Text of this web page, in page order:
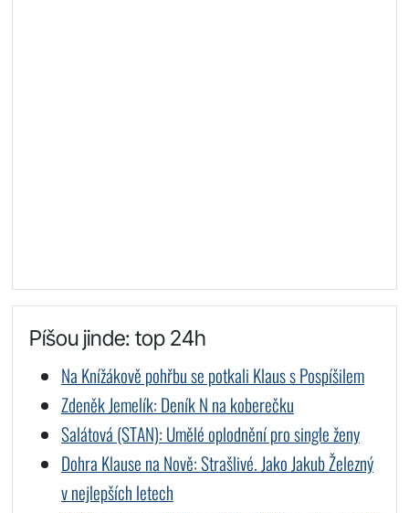
Píšou jinde: top 24h
Na Knížákově pohřbu se potkali Klaus s Pospíšilem
Zdeněk Jemelík: Deník N na koberečku
Salátová (STAN): Umělé oplodnění pro single ženy
Dohra Klause na Nově: Strašlivé. Jako Jakub Železný
v nejlepších letech